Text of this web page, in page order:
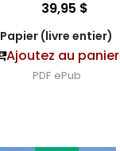
39,95 $
Papier (livre entier)
Ajoutez au panier
PDF ePub